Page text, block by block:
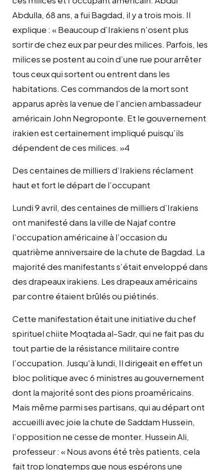
Abdulla, 68 ans, a fui Bagdad, il y a trois mois. Il
explique : « Beaucoup d’Irakiens n’osent plus
sortir de chez eux par peur des milices. Parfois, les
milices se postent au coin d’une rue pour arrêter
tous ceux qui sortent ou entrent dans les
habitations. Ces commandos de la mort sont
apparus après la venue de l’ancien ambassadeur
américain John Negroponte. Et le gouvernement
irakien est certainement impliqué puisqu’ils
dépendent de ces milices. »4
Des centaines de milliers d’Irakiens réclament
haut et fort le départ de l’occupant
Lundi 9 avril, des centaines de milliers d’Irakiens
ont manifesté dans la ville de Najaf contre
l’occupation américaine à l’occasion du
quatrième anniversaire de la chute de Bagdad. La
majorité des manifestants s’était enveloppé dans
des drapeaux irakiens. Les drapeaux américains
par contre étaient brûlés ou piétinés.
Cette manifestation était une initiative du chef
spirituel chiite Moqtada al-Sadr, qui ne fait pas du
tout partie de la résistance militaire contre
l’occupation. Jusqu'à lundi, Il dirigeait en effet un
bloc politique avec 6 ministres au gouvernement
dont la majorité sont des pions proaméricains.
Mais même parmi ses partisans, qui au départ ont
accueilli avec joie la chute de Saddam Hussein,
l’opposition ne cesse de monter. Hussein Ali,
professeur : « Nous avons été très patients, cela
fait trop longtemps que nous espérons une